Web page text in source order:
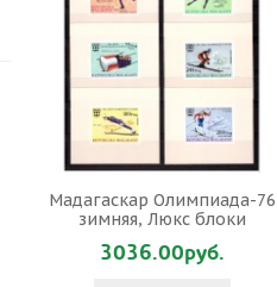
Мадагаскар Олимпиада-76
зимняя, Люкс блоки
3036.00руб.